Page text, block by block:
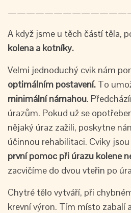
A když jsme u těch částí těla,
kolena a kotníky.
Velmi jednoduchý cvik nám
optimálním postavení. To
minimální námahou.
úrazům. Pokud už se
nějaký úraz zažili, poskytne
účinnou rehabilitaci. Cviky
první pomoc při úrazu kolene
zacvičíme do dvou vteřin po
Chytré tělo vytváří, při
krevní výron. Tím místo zabalí